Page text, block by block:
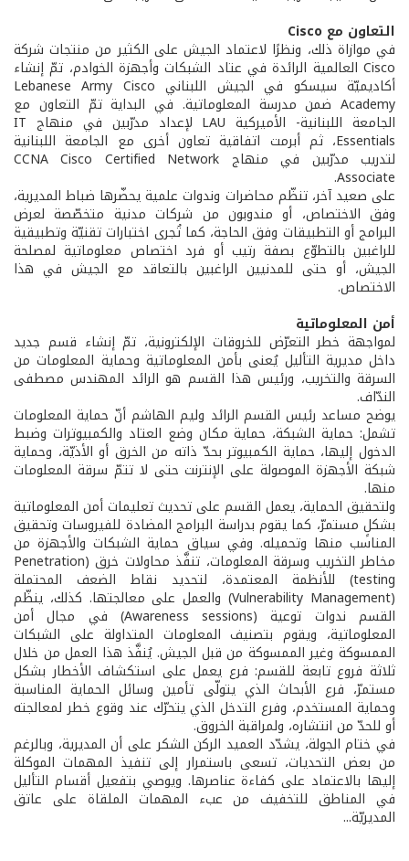
التعاون مع Cisco
في موازاة ذلك، ونظرًا لاعتماد الجيش على الكثير من منتجات شركة
Cisco العالمية الرائدة في عتاد الشبكات وأجهزة الخوادم، تمّ إنشاء
أكاديميّة سيسكو في الجيش اللبناني Lebanese Army Cisco
Academy ضمن مدرسة المعلوماتية. في البداية تمّ التعاون مع
الجامعة اللبنانية- الأميركية LAU لإعداد مدرّبين في منهاج IT
Essentials، ثم أبرمت اتفاقية تعاون أخرى مع الجامعة اللبنانية
لتدريب مدرّبين في منهاج CCNA Cisco Certified Network
Associate.
على صعيد آخر، تنظّم محاضرات وندوات علمية يحضّرها ضباط المديرية،
وفق الاختصاص، أو مندوبون من شركات مدنية متخصّصة لعرض
البرامج أو التطبيقات وفق الحاجة، كما تُجرى اختبارات تقنيّة وتطبيقية
للراغبين بالتطوّع بصفة رتيب أو فرد اختصاص معلوماتية لمصلحة
الجيش، أو حتى للمدنيين الراغبين بالتعاقد مع الجيش في هذا
الاختصاص.
أمن المعلوماتية
لمواجهة خطر التعرّض للخروقات الإلكترونية، تمّ إنشاء قسم جديد
داخل مديرية التأليل يُعنى بأمن المعلوماتية وحماية المعلومات من
السرقة والتخريب، ورئيس هذا القسم هو الرائد المهندس مصطفى
الندّاف.
يوضح مساعد رئيس القسم الرائد وليم الهاشم أنّ حماية المعلومات
تشمل: حماية الشبكة، حماية مكان وضع العتاد والكمبيوترات وضبط
الدخول إليها، حماية الكمبيوتر بحدّ ذاته من الخرق أو الأذيّة، وحماية
شبكة الأجهزة الموصولة على الإنترنت حتى لا تتمّ سرقة المعلومات
منها.
ولتحقيق الحماية، يعمل القسم على تحديث تعليمات أمن المعلوماتية
بشكلٍ مستمرّ، كما يقوم بدراسة البرامج المضادة للفيروسات وتحقيق
المناسب منها وتحميله. وفي سياق حماية الشبكات والأجهزة من
مخاطر التخريب وسرقة المعلومات، تنفَّذ محاولات خرق (Penetration
testing) للأنظمة المعتمدة، لتحديد نقاط الضعف المحتملة
(Vulnerability Management) والعمل على معالجتها. كذلك، ينظّم
القسم ندوات توعية (Awareness sessions) في مجال أمن
المعلوماتية، ويقوم بتصنيف المعلومات المتداولة على الشبكات
الممسوكة وغير الممسوكة من قبل الجيش. يُنفَّذ هذا العمل من خلال
ثلاثة فروع تابعة للقسم: فرع يعمل على استكشاف الأخطار بشكل
مستمرّ، فرع الأبحاث الذي يتولّى تأمين وسائل الحماية المناسبة
وحماية المستخدم، وفرع التدخل الذي يتحرّك عند وقوع خطر لمعالجته
أو للحدّ من انتشاره، ولمراقبة الخروق.
في ختام الجولة، يشدّد العميد الركن الشكر على أن المديرية، وبالرغم
من بعض التحديات، تسعى باستمرار إلى تنفيذ المهمات الموكلة
إليها بالاعتماد على كفاءة عناصرها. ويوصي بتفعيل أقسام التأليل
في المناطق للتخفيف من عبء المهمات الملقاة على عاتق
المديريّة...